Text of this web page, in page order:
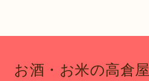
お酒・お米の高倉屋